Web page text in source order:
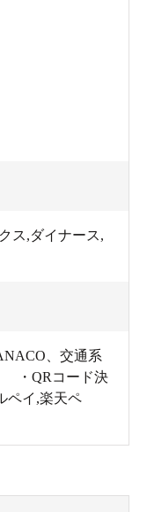
ス,ダイナース,
、交通系
・QRコード決
ペイ,楽天ペ